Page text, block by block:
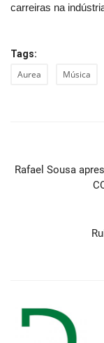
carreiras na
Tags:
Aurea Música
Rafael Sousa